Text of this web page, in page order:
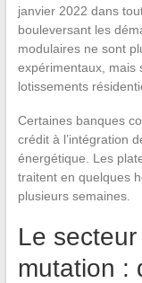
janvier 2022 dans
bouleversant les
modulaires ne sont
expérimentaux, mais
lotissements
Certaines banques
crédit à l’intégration
énergétique. Les
traitent en quelques
plusieurs semaines.
Le
mutation :